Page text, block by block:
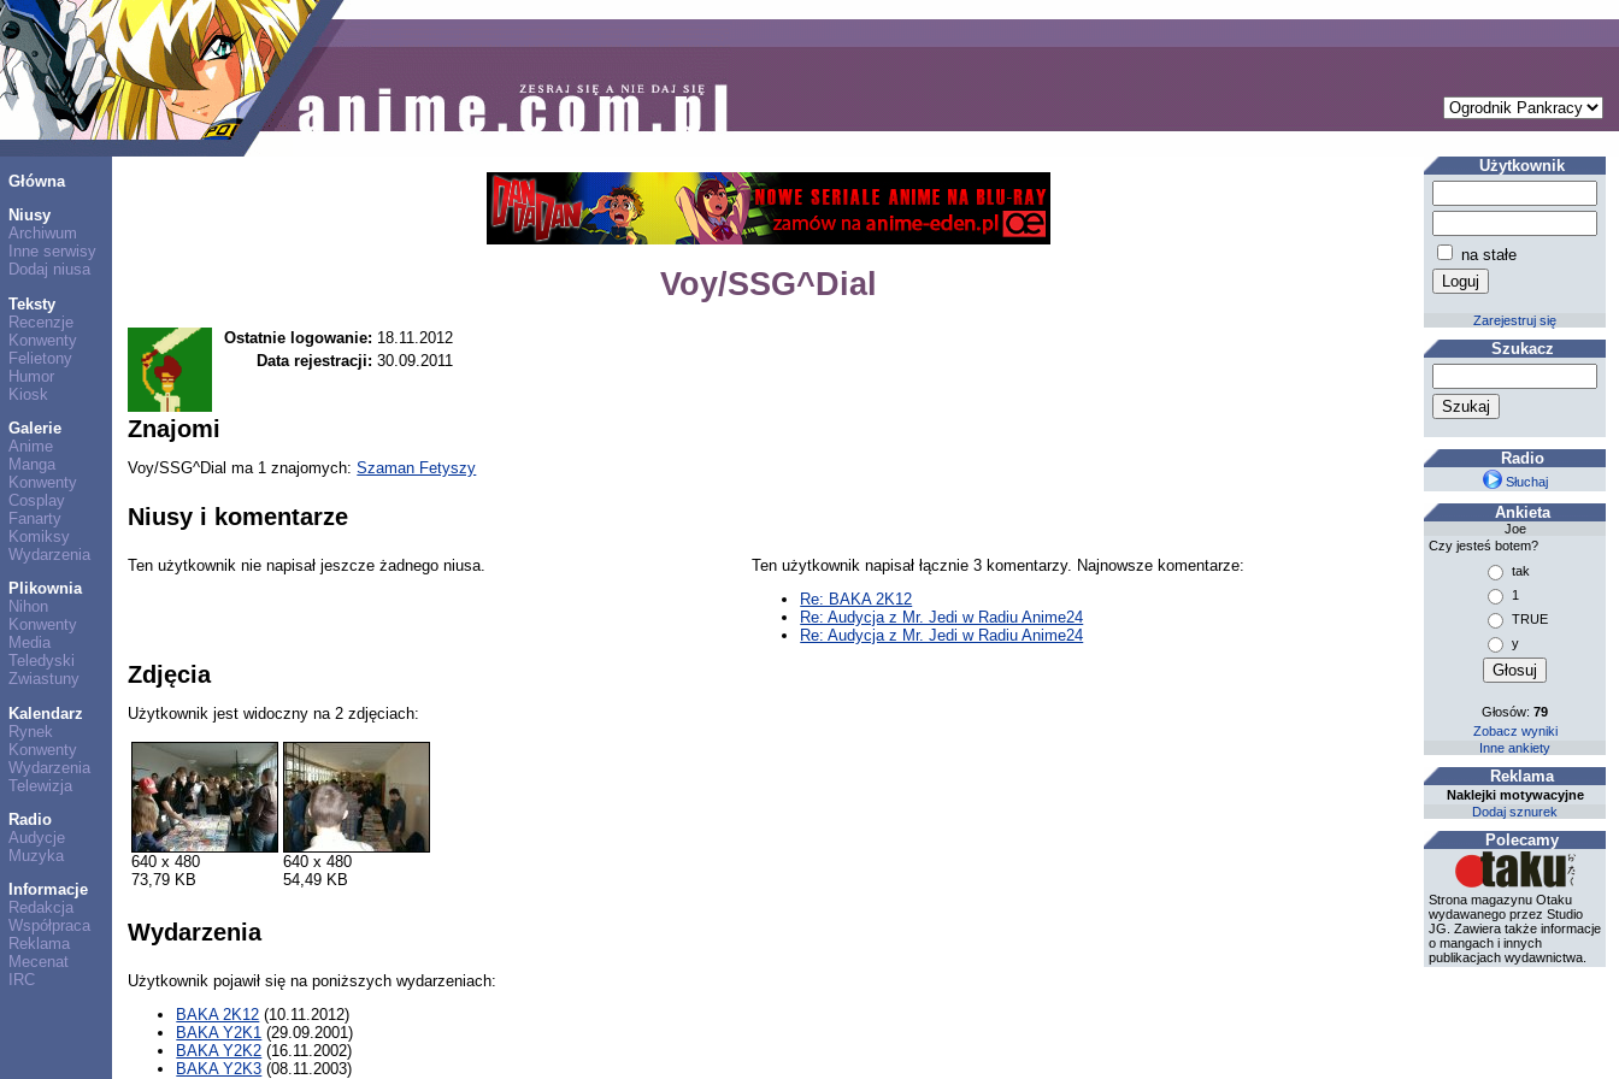
Główna
Niusy
Archiwum
Inne serwisy
Dodaj niusa
Teksty
Recenzje
Konwenty
Felietony
Humor
Kiosk
Galerie
Anime
Manga
Konwenty
Cosplay
Fanarty
Komiksy
Wydarzenia
Plikownia
Nihon
Konwenty
Media
Teledyski
Zwiastuny
Kalendarz
Rynek
Konwenty
Wydarzenia
Telewizja
Radio
Audycje
Muzyka
Informacje
Redakcja
Współpraca
Reklama
Mecenat
IRC
Voy/SSG^Dial
Ostatnie logowanie: 18.11.2012
Data rejestracji: 30.09.2011
Znajomi
Voy/SSG^Dial ma 1 znajomych:Szaman Fetyszy
Niusy i komentarze
Ten użytkownik nie napisał jeszcze żadnego niusa.
Ten użytkownik napisał łącznie 3 komentarzy. Najnowsze komentarze:
Re: BAKA 2K12
Re: Audycja z Mr. Jedi w Radiu Anime24
Re: Audycja z Mr. Jedi w Radiu Anime24
Zdjęcia
Użytkownik jest widoczny na 2 zdjęciach:
640 x 480
73,79 KB
640 x 480
54,49 KB
Wydarzenia
Użytkownik pojawił się na poniższych wydarzeniach:
BAKA 2K12 (10.11.2012)
BAKA Y2K1 (29.09.2001)
BAKA Y2K2 (16.11.2002)
BAKA Y2K3 (08.11.2003)
Użytkownik
na stałe
Zarejestruj się
Szukacz
Radio
Słuchaj
Ankieta
Joe
Czy jesteś botem?
tak
1
TRUE
y
Głosów:79
Zobacz wyniki
Inne ankiety
Reklama
Naklejki motywacyjne
Dodaj sznurek
Polecamy
Strona magazynu Otaku
wydawanego przez Studio
JG. Zawiera także informacje
o mangach i innych
publikacjach wydawnictwa.